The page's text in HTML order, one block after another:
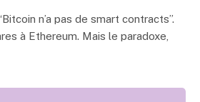
n’a pas de smart contracts”.
à Ethereum. Mais le paradoxe,